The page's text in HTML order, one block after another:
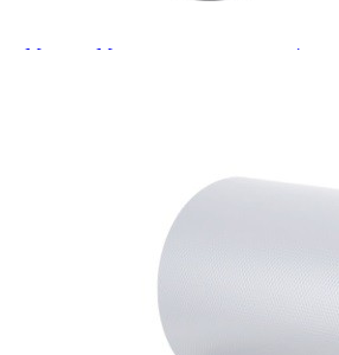
г. Москва, Международное шоссе, 4